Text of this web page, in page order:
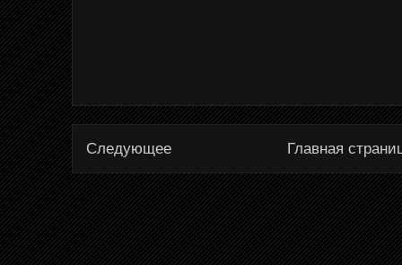
Следующее Главная